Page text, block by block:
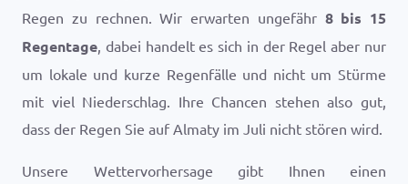
Regen zu rechnen. Wir erwarten ungefähr 8 bis 15
Regentage, dabei handelt es sich in der Regel aber nur
um lokale und kurze Regenfälle und nicht um Stürme
mit viel Niederschlag. Ihre Chancen stehen also gut,
dass der Regen Sie auf Almaty im Juli nicht stören wird.
Unsere Wettervorhersage gibt Ihnen einen